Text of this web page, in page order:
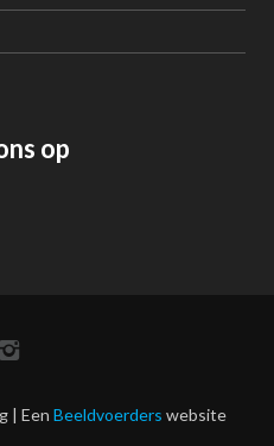
op
| Een Beeldvoerders website